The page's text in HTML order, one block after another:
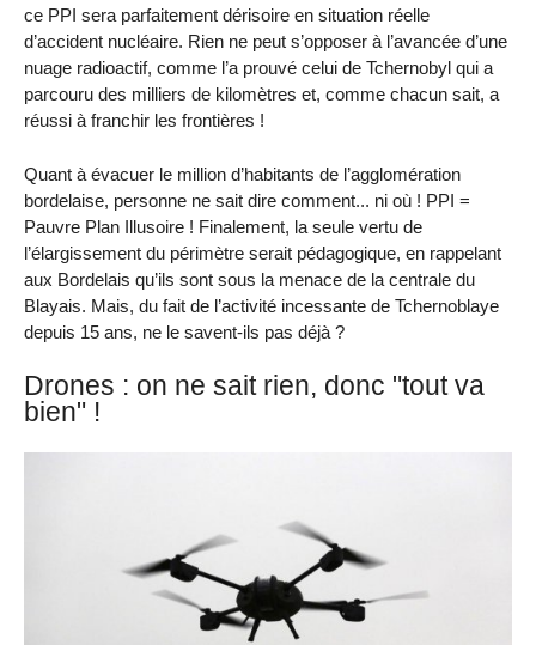
ce PPI sera parfaitement dérisoire en situation réelle
d’accident nucléaire. Rien ne peut s’opposer à l’avancée d’une
nuage radioactif, comme l’a prouvé celui de Tchernobyl qui a
parcouru des milliers de kilomètres et, comme chacun sait, a
réussi à franchir les frontières !
Quant à évacuer le million d’habitants de l’agglomération
bordelaise, personne ne sait dire comment... ni où ! PPI =
Pauvre Plan Illusoire ! Finalement, la seule vertu de
l’élargissement du périmètre serait pédagogique, en rappelant
aux Bordelais qu’ils sont sous la menace de la centrale du
Blayais. Mais, du fait de l’activité incessante de Tchernoblaye
depuis 15 ans, ne le savent-ils pas déjà ?
Drones : on ne sait rien, donc "tout va
bien" !